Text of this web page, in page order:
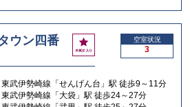
ウン四番
お
気
に
入
り
空室状況
3
東武伊勢崎線「せんげん台」駅 徒歩9～11分
東武伊勢崎線「大袋」駅 徒歩24～27分